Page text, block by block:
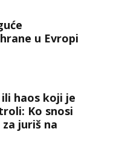
u Evropi
haos koji je
Ko snosi
juriš na